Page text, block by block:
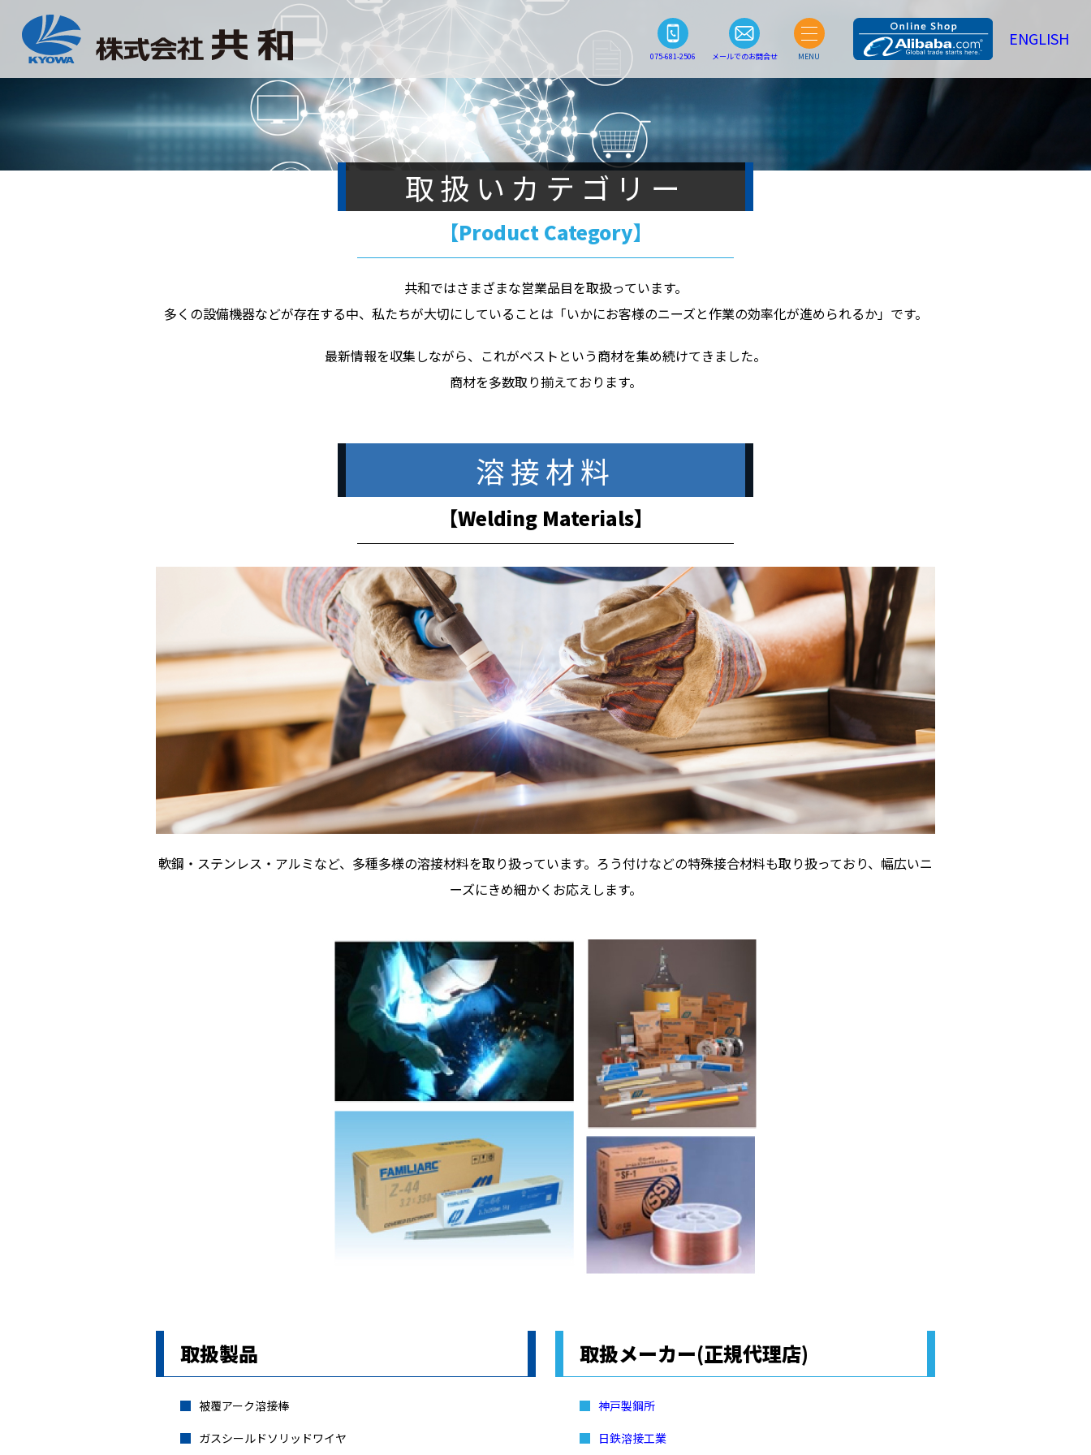
075-681-2506 メールでのお問合せ MENU
ENGLISH
取扱いカテゴリー
【Product Category】
共和ではさまざまな営業品目を取扱っています。
多くの設備機器などが存在する中、 私たちが大切にしていることは「いかにお客様のニーズと作業の効率化が進められるか」です。
最新情報を収集しながら、 これがベストという商材を集め続けてきました。
商材を多数取り揃えております。
溶接材料
【Welding Materials】
軟鋼・ステンレス・アルミなど、多種多様の溶接材料を取り扱っています。ろう付けなどの特殊接合材料も取り扱っており、幅広いニ
ーズにきめ細かくお応えします。
取扱製品
被覆アーク溶接棒
ガスシールドソリッドワイヤ
取扱メーカー(正規代理店)
神戸製鋼所
日鉄溶接工業